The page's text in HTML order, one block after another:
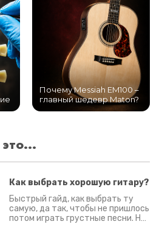
Почему Messiah EM100 –
главный шедевр Maton?
Как выбрать хорошую гитару?
Быстрый гайд, как выбрать ту
самую, да так, чтобы не пришлось
потом играть грустные песни. На